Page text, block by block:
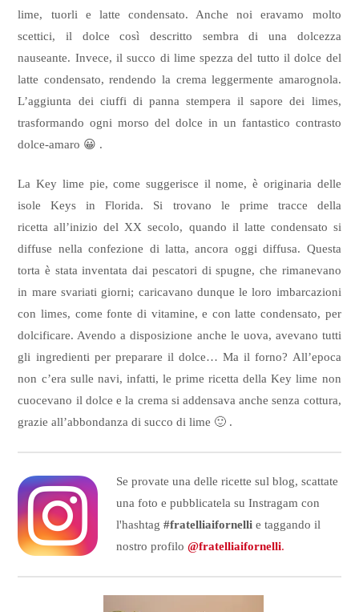
lime, tuorli e latte condensato. Anche noi eravamo molto
scettici, il dolce così descritto sembra di una dolcezza
nauseante. Invece, il succo di lime spezza del tutto il dolce del
latte condensato, rendendo la crema leggermente amarognola.
L’aggiunta dei ciuffi di panna stempera il sapore dei limes,
trasformando ogni morso del dolce in un fantastico contrasto
dolce-amaro 😀 .
La Key lime pie, come suggerisce il nome, è originaria delle
isole Keys in Florida. Si trovano le prime tracce della
ricetta all’inizio del XX secolo, quando il latte condensato si
diffuse nella confezione di latta, ancora oggi diffusa. Questa
torta è stata inventata dai pescatori di spugne, che rimanevano
in mare svariati giorni; caricavano dunque le loro imbarcazioni
con limes, come fonte di vitamine, e con latte condensato, per
dolcificare. Avendo a disposizione anche le uova, avevano tutti
gli ingredienti per preparare il dolce… Ma il forno? All’epoca
non c’era sulle navi, infatti, le prime ricetta della Key lime non
cuocevano il dolce e la crema si addensava anche senza cottura,
grazie all’abbondanza di succo di lime 🙂 .
Se provate una delle ricette sul blog, scattate
una foto e pubblicatela su Instragam con
l'hashtag #fratelliaifornellie taggando il
nostro profilo @fratelliaifornelli.